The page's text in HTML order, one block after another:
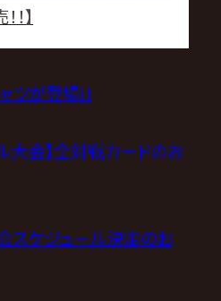
】
ャツが登場!!
大会】全対戦カードのお
ケジュール決定のお